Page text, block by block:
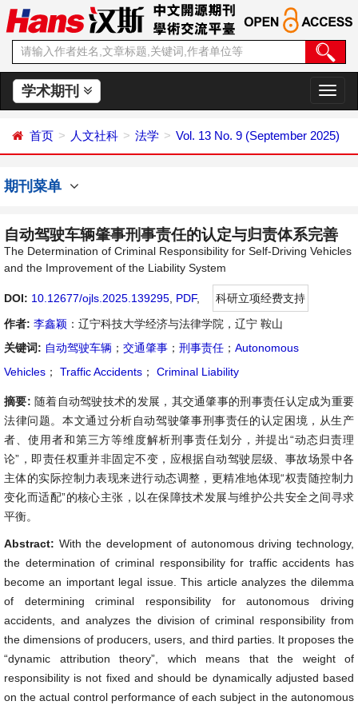
学术期刊
切
换
航
首页 人文社科 法学 Vol. 13 No. 9 (September 2025)
期刊菜单
自动驾驶车辆肇事刑事责任的认定与归责体系完善
The Determination of Criminal Responsibility for Self-Driving Vehicles
and the Improvement of the Liability System
DOI: 10.12677/ojls.2025.139295 PDF,
科研立项经费支持
作者: 李鑫颖 ：辽宁科技大学经济与法律学院，辽宁 鞍山
关键词: 自动驾驶车辆 ； 交通肇事 ； 刑事责任 ； Autonomous
Vehicles ； Traffic Accidents ； Criminal Liability
摘要: 随着自动驾驶技术的发展，其交通肇事的刑事责任认定成为重要
法律问题。本文通过分析自动驾驶肇事刑事责任的认定困境，从生产
者、使用者和第三方等维度解析刑事责任划分，并提出“动态归责理
论”，即责任权重并非固定不变，应根据自动驾驶层级、事故场景中各
主体的实际控制力表现来进行动态调整，更精准地体现“权责随控制力
变化而适配”的核心主张，以在保障技术发展与维护公共安全之间寻求
平衡。
Abstract: With the development of autonomous driving technology,
the determination of criminal responsibility for traffic accidents has
become an important legal issue. This article analyzes the dilemma
of determining criminal responsibility for autonomous driving
accidents, and analyzes the division of criminal responsibility from
the dimensions of producers, users, and third parties. It proposes the
“dynamic attribution theory”, which means that the weight of
responsibility is not fixed and should be dynamically adjusted based
on the actual control performance of each subject in the autonomous